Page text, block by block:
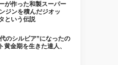
が作った和製スーパー
ジンを積んだジオッ
という伝説
のシルビア”になったの
黄金期を生きた達人、